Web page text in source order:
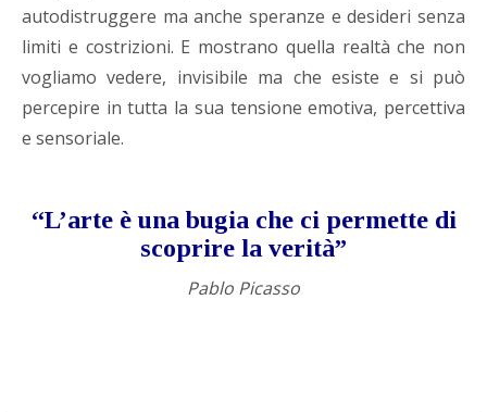
autodistruggere ma anche speranze e desideri senza
limiti e costrizioni. E mostrano quella realtà che non
vogliamo vedere, invisibile ma che esiste e si può
percepire in tutta la sua tensione emotiva, percettiva
e sensoriale.
“L’arte è una bugia che ci permette di
scoprire la verità”
Pablo Picasso